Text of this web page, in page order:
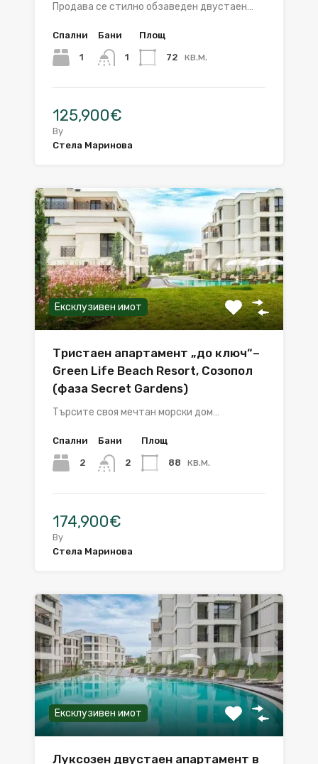
Продава се стилно обзаведен двустаен…
Спални
1
Бани
1
Площ
72 кв.м.
125,900€
By
Стела Маринова
Ексклузивен имот
Тристаен апартамент „до ключ“–
Green Life Beach Resort, Созопол
(фаза Secret Gardens)
Търсите своя мечтан морски дом…
Спални
2
Бани
2
Площ
88 кв.м.
174,900€
By
Стела Маринова
Ексклузивен имот
Луксозен двустаен апартамент в